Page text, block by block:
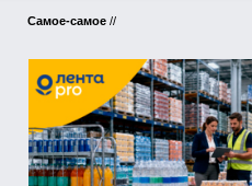
Самое-самое //